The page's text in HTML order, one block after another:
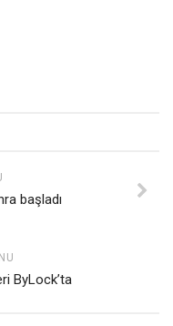
başladı
ByLock’ta